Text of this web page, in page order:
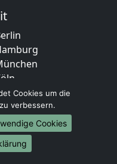
am Main
Cookies um die
verbessern.
Cookies